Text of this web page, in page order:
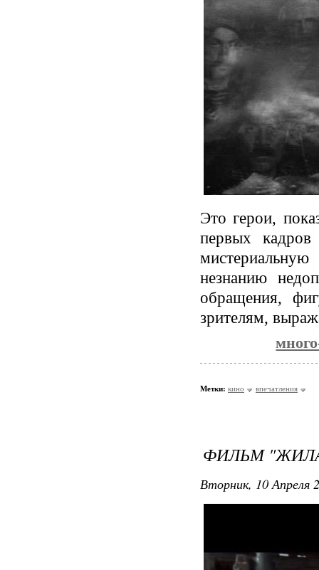
Это герои,
первых
незнанию
обращения,
зрителям,
Метки: кино впечатления
ФИЛЬМ
Вторник, 10 Апреля